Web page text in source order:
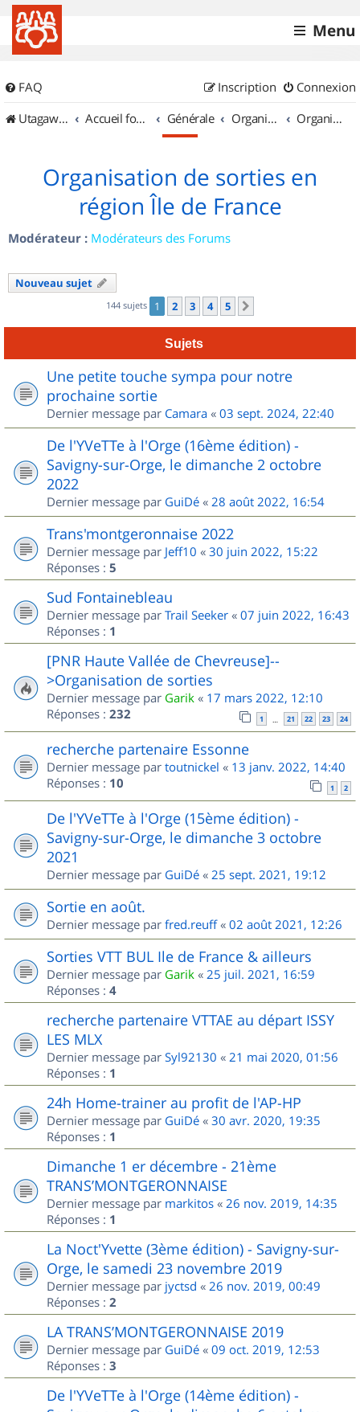
Menu
FAQ Connexion
Inscription
UtagawaVTT (Randos VTT et VTTAE avec traces GPS)
Accueil forum Générale Organisation de sorties & Recherche de partenaires Organisation de sorties en région Île de France
Organisation de sorties en
région Île de France
Modérateur : Modérateurs des Forums
Nouveau sujet
144 sujets 1 2 3 4 5
Sujets
Une petite touche sympa pour notre
prochaine sortie
Dernier message par Camara « 03 sept. 2024, 22:40
De l'YVeTTe à l'Orge (16ème édition) -
Savigny-sur-Orge, le dimanche 2 octobre
2022
Dernier message par GuiDé « 28 août 2022, 16:54
Trans'montgeronnaise 2022
Dernier message par Jeff10 « 30 juin 2022, 15:22
Réponses : 5
Sud Fontainebleau
Dernier message par Trail Seeker « 07 juin 2022, 16:43
Réponses : 1
[PNR Haute Vallée de Chevreuse]--
>Organisation de sorties
Dernier message par Garik « 17 mars 2022, 12:10
Réponses : 232 1 … 21 22 23 24
recherche partenaire Essonne
Dernier message par toutnickel « 13 janv. 2022, 14:40
Réponses : 10 1 2
De l'YVeTTe à l'Orge (15ème édition) -
Savigny-sur-Orge, le dimanche 3 octobre
2021
Dernier message par GuiDé « 25 sept. 2021, 19:12
Sortie en août.
Dernier message par fred.reuff« 02 août 2021, 12:26
Sorties VTT BUL Ile de France & ailleurs
Dernier message par Garik « 25 juil. 2021, 16:59
Réponses : 4
recherche partenaire VTTAE au départ ISSY
LES MLX
Dernier message par Syl92130 « 21 mai 2020, 01:56
Réponses : 1
24h Home-trainer au profit de l'AP-HP
Dernier message par GuiDé « 30 avr. 2020, 19:35
Réponses : 1
Dimanche 1 er décembre - 21ème
TRANS’MONTGERONNAISE
Dernier message par markitos « 26 nov. 2019, 14:35
Réponses : 1
La Noct'Yvette (3ème édition) - Savigny-sur-
Orge, le samedi 23 novembre 2019
Dernier message par jyctsd « 26 nov. 2019, 00:49
Réponses : 2
LA TRANS’MONTGERONNAISE 2019
Dernier message par GuiDé « 09 oct. 2019, 12:53
Réponses : 3
De l'YVeTTe à l'Orge (14ème édition) -